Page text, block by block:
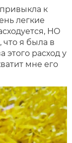
к
легкие
НО
что я была в
этого расход у
мне его